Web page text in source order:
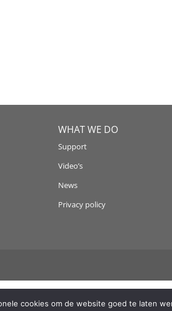
WHAT WE DO
Support
Video’s
News
Privacy policy
cookies om de website goed te laten